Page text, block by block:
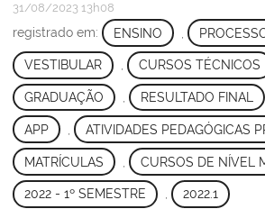
31/08/2023 13h08
registrado em: ENSINO
VESTIBULAR , CURSOS TÉCNICOS
GRADUAÇÃO RESULTADO FINAL
APP ATIVIDADES PEDAGÓGICAS
MATRÍCULAS CURSOS DE NÍVEL
2022 - 1º SEMESTRE , 2022.1